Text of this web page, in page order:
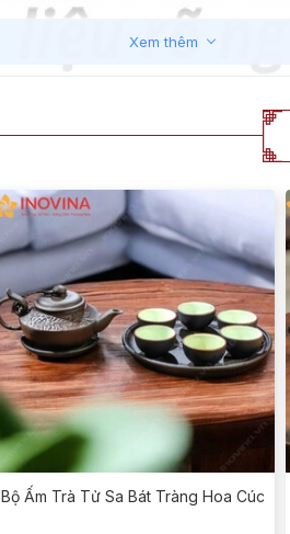
Xem thêm
Bộ Ấm Trà Tử Sa Bát Tràng Hoa Cúc